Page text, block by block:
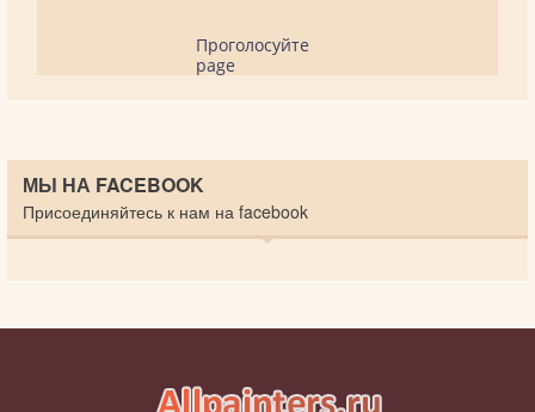
Проголосуйте
page
МЫ НА FACEBOOK
Присоединяйтесь к нам на facebook